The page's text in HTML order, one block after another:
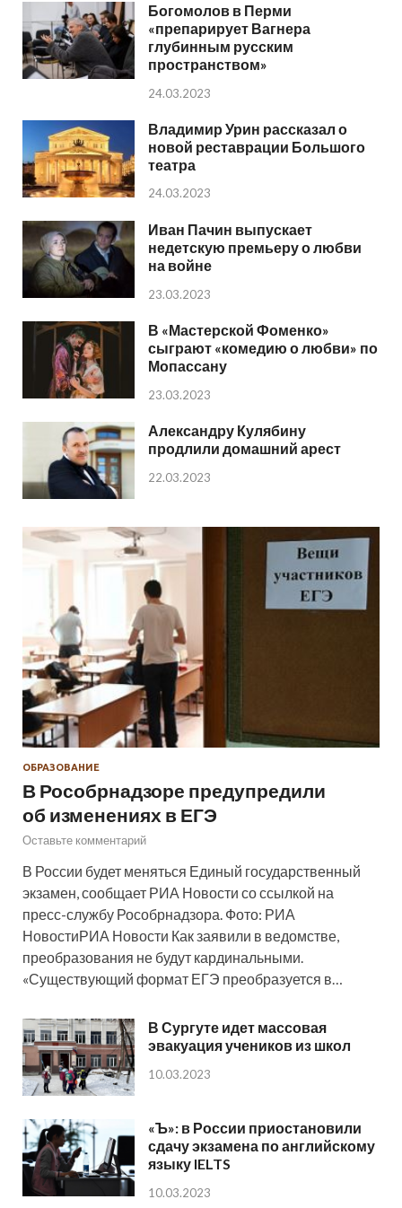
Богомолов в Перми
«препарирует Вагнера
глубинным русским
пространством»
24.03.2023
Владимир Урин рассказал о
новой реставрации Большого
театра
24.03.2023
Иван Пачин выпускает
недетскую премьеру о любви
на войне
23.03.2023
В «Мастерской Фоменко»
сыграют «комедию о любви» по
Мопассану
23.03.2023
Александру Кулябину
продлили домашний арест
22.03.2023
ОБРАЗОВАНИЕ
В Рособрнадзоре предупредили
об изменениях в ЕГЭ
Оставьте комментарий
В России будет меняться Единый государственный
экзамен, сообщает РИА Новости со ссылкой на
пресс-службу Рособрнадзора. Фото: РИА
НовостиРИА Новости Как заявили в ведомстве,
преобразования не будут кардинальными.
«Существующий формат ЕГЭ преобразуется в…
В Сургуте идет массовая
эвакуация учеников из школ
10.03.2023
«Ъ»: в России приостановили
сдачу экзамена по английскому
языку IELTS
10.03.2023